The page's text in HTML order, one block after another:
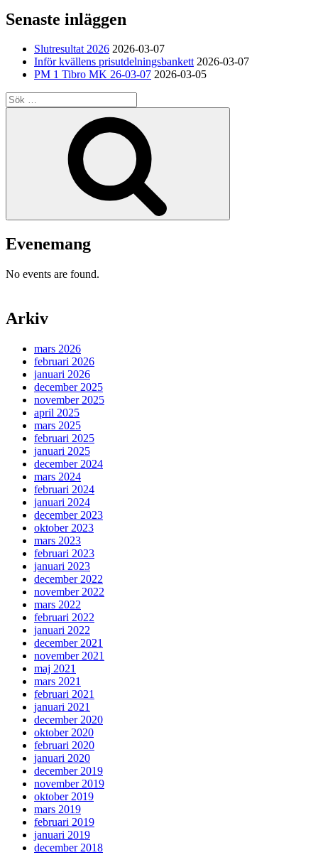
Senaste inläggen
Slutresultat 2026 2026-03-07
Inför kvällens prisutdelningsbankett 2026-03-07
PM 1 Tibro MK 26-03-07 2026-03-05
Sök
efter:
Evenemang
No events are found.
Arkiv
mars 2026
februari 2026
januari 2026
december 2025
november 2025
april 2025
mars 2025
februari 2025
januari 2025
december 2024
mars 2024
februari 2024
januari 2024
december 2023
oktober 2023
mars 2023
februari 2023
januari 2023
december 2022
november 2022
mars 2022
februari 2022
januari 2022
december 2021
november 2021
maj 2021
mars 2021
februari 2021
januari 2021
december 2020
oktober 2020
februari 2020
januari 2020
december 2019
november 2019
oktober 2019
mars 2019
februari 2019
januari 2019
december 2018